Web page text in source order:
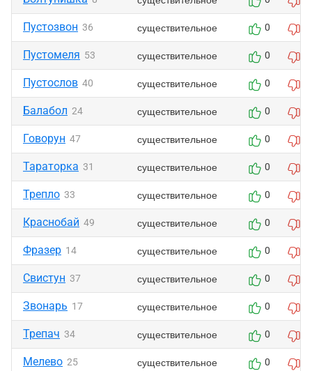
Пустозвон 36 существительное 0
Пустомеля 53 существительное 0
Пустослов 40 существительное 0
Балабол 24 существительное 0
Говорун 47 существительное 0
Тараторка 31 существительное 0
Трепло 33 существительное 0
Краснобай 49 существительное 0
Фразер 14 существительное 0
Свистун 37 существительное 0
Звонарь 17 существительное 0
Трепач 34 существительное 0
Мелево 25 существительное 0